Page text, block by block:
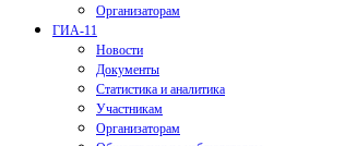
Организаторам
ГИА-11
Новости
Документы
Статистика и аналитика
Участникам
Организаторам